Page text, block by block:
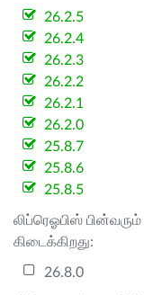
26.2.5
26.2.4
26.2.3
26.2.2
26.2.1
26.2.0
25.8.7
25.8.6
25.8.5
லிப்ரெஓபிஸ் பின்வரும்
கிடைக்கிறது:
26.8.0